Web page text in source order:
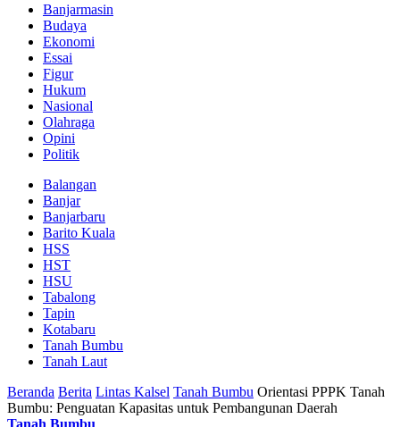
Banjarmasin
Budaya
Ekonomi
Essai
Figur
Hukum
Nasional
Olahraga
Opini
Politik
Balangan
Banjar
Banjarbaru
Barito Kuala
HSS
HST
HSU
Tabalong
Tapin
Kotabaru
Tanah Bumbu
Tanah Laut
Beranda Berita Lintas Kalsel Tanah Bumbu Orientasi PPPK Tanah
Bumbu: Penguatan Kapasitas untuk Pembangunan Daerah
Tanah Bumbu